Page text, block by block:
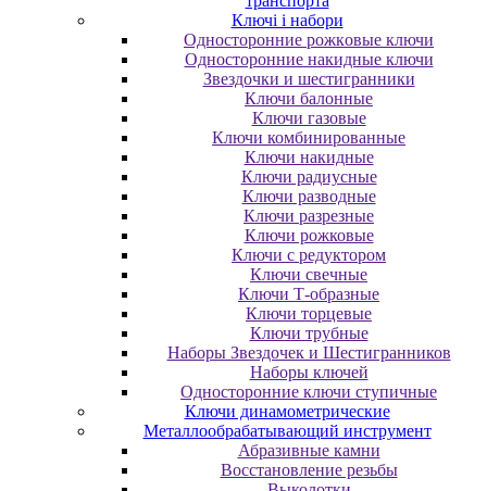
Ключі і набори
Oднocтopoнниe poжкoвыe ключи
Oднocтopoнниe нaкидныe ключи
Звездочки и шестигранники
Ключи балонные
Ключи газовые
Ключи комбинированные
Ключи накидные
Ключи радиусные
Ключи разводные
Ключи разрезные
Ключи рожковые
Ключи с редуктором
Ключи свечные
Ключи Т-образные
Ключи торцевые
Ключи трубные
Наборы Звездочек и Шестигранников
Наборы ключей
Односторонние ключи ступичные
Ключи динамометрические
Металлообрабатывающий инструмент
Абразивные камни
Восстановление резьбы